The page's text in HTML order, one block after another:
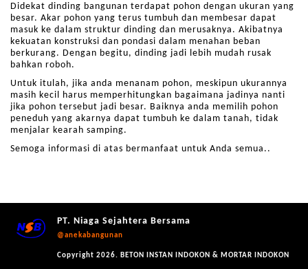
Didekat dinding bangunan terdapat pohon dengan ukuran yang
besar. Akar pohon yang terus tumbuh dan membesar dapat
masuk ke dalam struktur dinding dan merusaknya. Akibatnya
kekuatan konstruksi dan pondasi dalam menahan beban
berkurang. Dengan begitu, dinding jadi lebih mudah rusak
bahkan roboh.
Untuk itulah, jika anda menanam pohon, meskipun ukurannya
masih kecil harus memperhitungkan bagaimana jadinya nanti
jika pohon tersebut jadi besar. Baiknya anda memilih pohon
peneduh yang akarnya dapat tumbuh ke dalam tanah, tidak
menjalar kearah samping.
Semoga informasi di atas bermanfaat untuk Anda semua..
PT. Niaga Sejahtera Bersama
@anekabangunan
Copyright 2026. BETON INSTAN INDOKON & MORTAR INDOKON